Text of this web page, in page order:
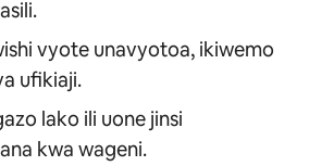
vyote unavyotoa, ikiwemo
ufikiaji.
lako ili uone jinsi
kwa wageni.